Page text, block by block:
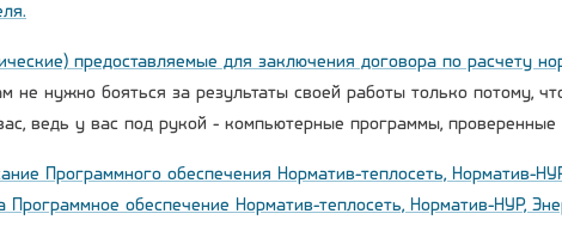
предоставляемые для заключения договора по расчету
не нужно бояться за результаты своей работы только потому,
ведь у вас под рукой - компьютерные программы,
Программного обеспечения Норматив-теплосеть, Норматив-
Программное обеспечение Норматив-теплосеть, Норматив-НУР,